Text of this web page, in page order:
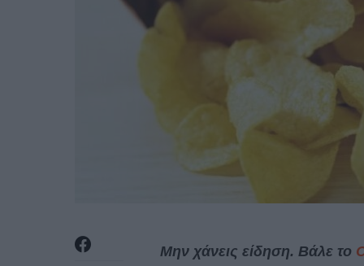
Μην χάνεις είδηση. Βάλε το